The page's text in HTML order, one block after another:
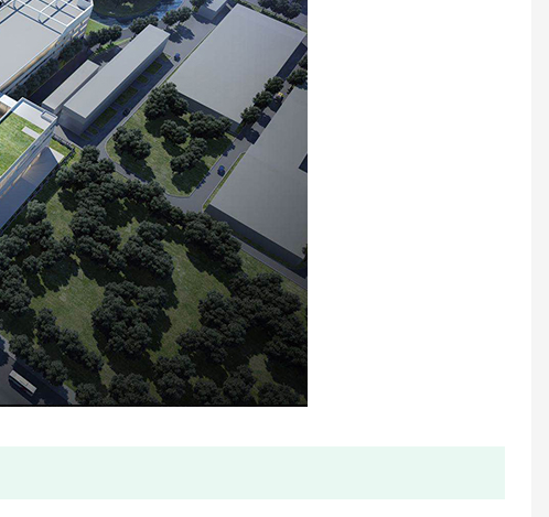
Compteur d'eau à ultrasons en vrac